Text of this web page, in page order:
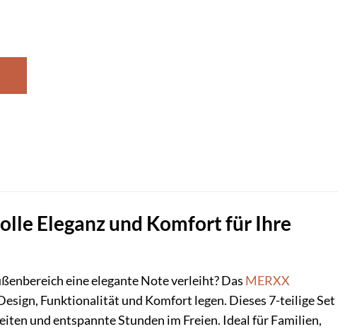
Eleganz und Komfort für Ihre
eine elegante Note verleiht? Das MERXX
Funktionalität und Komfort legen. Dieses 7-teilige Set
und entspannte Stunden im Freien. Ideal für Familien,